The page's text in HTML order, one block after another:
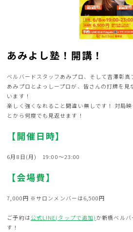
あみよし塾！開講！
ベルバードスタッフあみプロ、そして吉澤彰真
あみプロとよっしープロが、皆さんの打牌を見
います！
楽しく強くなれること間違い無しです！
対局
とから何度でも見返せます！
【開催日時】
6月8日(月) 19:00～23:00
【会場費】
7,000円 ※サロンメンバーは6,500円
ご予約は公式LINE(タップで追加)か新橋ベル
す！